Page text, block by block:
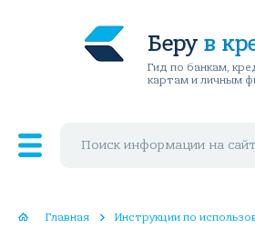
Беру в
Гид по банкам,
картам и личным
Главная Инструкции по